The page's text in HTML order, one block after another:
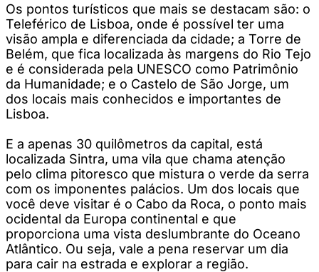
Os pontos turísticos que mais se destacam são: o
Teleférico de Lisboa, onde é possível ter uma
visão ampla e diferenciada da cidade; a Torre de
Belém, que fica localizada às margens do Rio Tejo
e é considerada pela UNESCO como Patrimônio
da Humanidade; e o Castelo de São Jorge, um
dos locais mais conhecidos e importantes de
Lisboa.
E a apenas 30 quilômetros da capital, está
localizada Sintra, uma vila que chama atenção
pelo clima pitoresco que mistura o verde da serra
com os imponentes palácios. Um dos locais que
você deve visitar é o Cabo da Roca, o ponto mais
ocidental da Europa continental e que
proporciona uma vista deslumbrante do Oceano
Atlântico. Ou seja, vale a pena reservar um dia
para cair na estrada e explorar a região.